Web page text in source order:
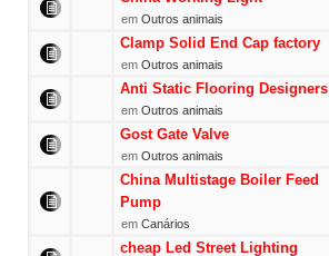
em Outros animais
Clamp Solid End Cap factory
em Outros animais
Anti Static Flooring Designers
em Outros animais
Gost Gate Valve
em Outros animais
China Multistage Boiler Feed
Pump
em Canários
cheap Led Street Lighting